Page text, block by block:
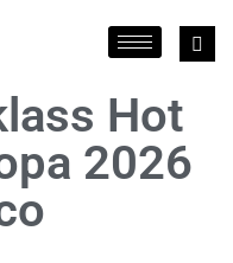
Hot
2026